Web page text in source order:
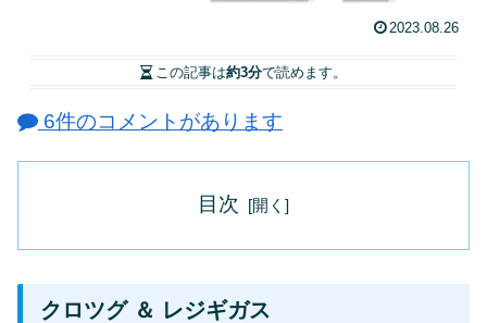
2023.08.26
この記事は約3分で読めます。
6件のコメントがあります
目次
クロツグ ＆ レジギガス